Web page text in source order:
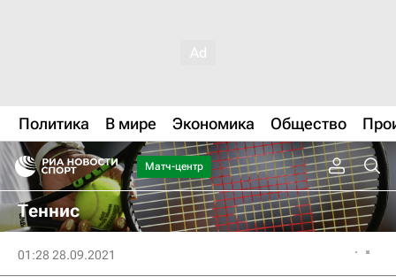
Политика В мире Экономика Общество
Матч-центр
Теннис
01:28 28.09.2021